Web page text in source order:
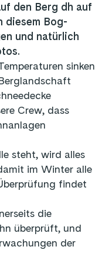
den Berg dh auf
diesem Bog-
und natürlich
sinken
Crew, dass
steht, wird alles
im Winter alle
findet
die
überprüft, und
der